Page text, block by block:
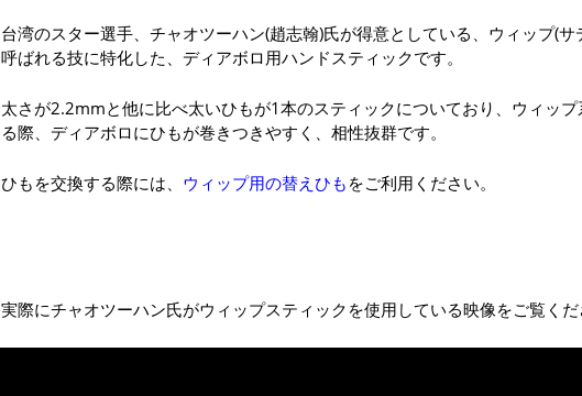
台湾のスター選手、チャオツーハン(趙志翰)氏が得意としている、ウィップ(サ
呼ばれる技に特化した、ディアボロ用ハンドスティックです。
太さが2.2mmと他に比べ太いひもが1本のスティックについており、ウィッ
る際、ディアボロにひもが巻きつきやすく、相性抜群です。
ひもを交換する際には、 ウィップ用の替えひも をご利用ください。
実際にチャオツーハン氏がウィップスティックを使用している映像をご覧くだ